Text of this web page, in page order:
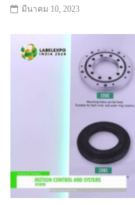
มีนาคม 10, 2023